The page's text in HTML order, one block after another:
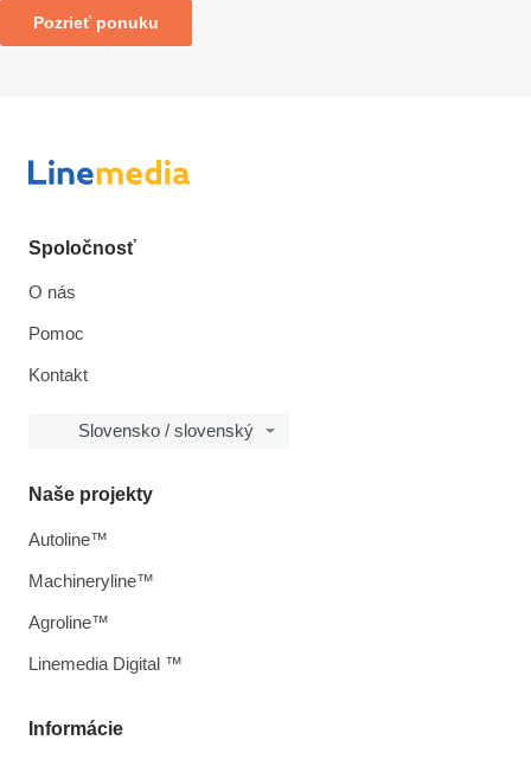
Pozrieť ponuku
Spoločnosť
O nás
Pomoc
Kontakt
Slovensko / slovenský
Informácie
Naše projekty
Autoline™
Machineryline™
Agroline™
Linemedia Digital ™